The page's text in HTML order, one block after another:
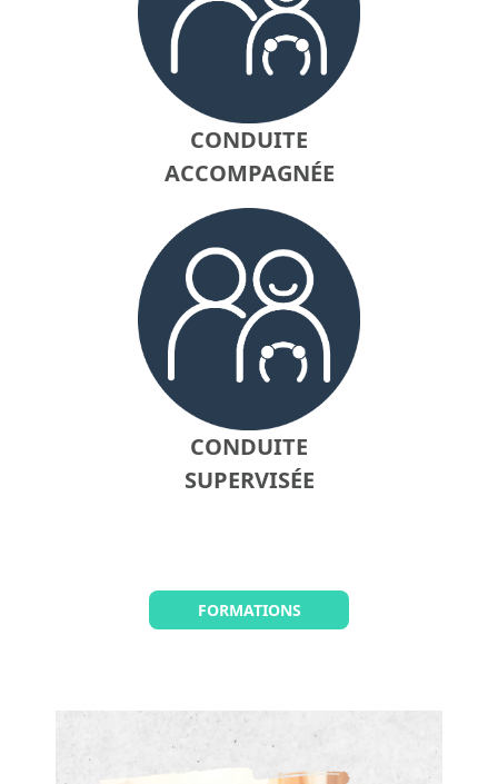
CONDUITE
ACCOMPAGNÉE
CONDUITE
SUPERVISÉE
FORMATIONS